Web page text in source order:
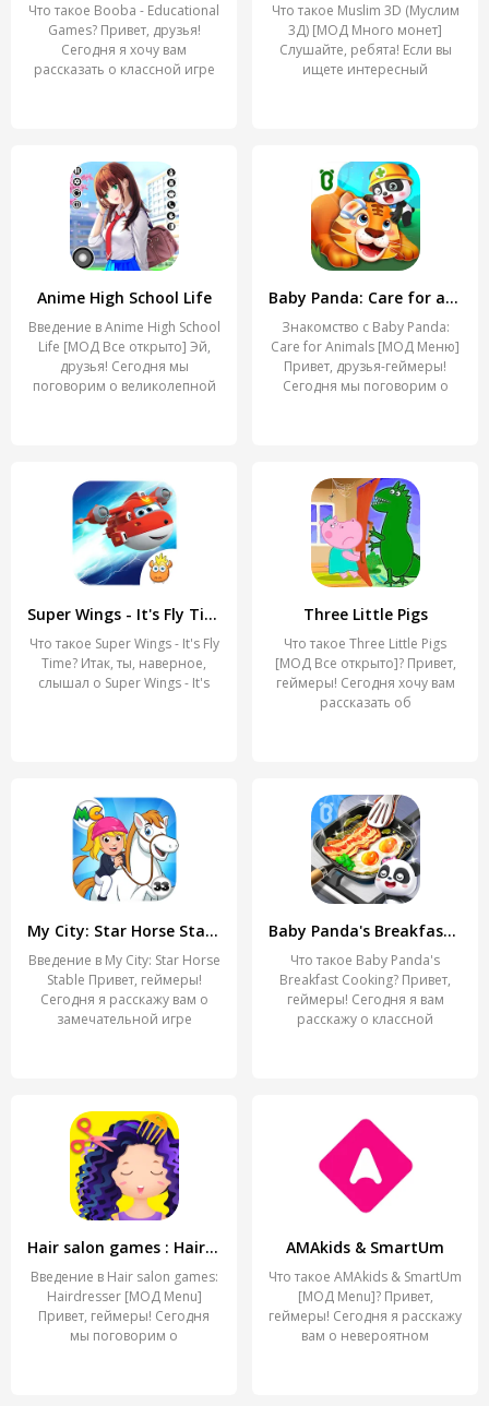
Что такое Booba - Educational
Games? Привет, друзья!
Сегодня я хочу вам
рассказать о классной игре
Что такое Muslim 3D (Муслим
3Д) [МОД Много монет]
Слушайте, ребята! Если вы
ищете интересный
Anime High School Life
Введение в Anime High School
Life [МОД Все открыто] Эй,
друзья! Сегодня мы
поговорим о великолепной
Baby Panda: Care for animals
Знакомство с Baby Panda:
Care for Animals [МОД Меню]
Привет, друзья-геймеры!
Сегодня мы поговорим о
Super Wings - It's Fly Time
Что такое Super Wings - It's Fly
Time? Итак, ты, наверное,
слышал о Super Wings - It's
Three Little Pigs
Что такое Three Little Pigs
[МОД Все открыто]? Привет,
геймеры! Сегодня хочу вам
рассказать об
My City: Star Horse Stable
Введение в My City: Star Horse
Stable Привет, геймеры!
Сегодня я расскажу вам о
замечательной игре
Baby Panda's Breakfast Cooking
Что такое Baby Panda's
Breakfast Cooking? Привет,
геймеры! Сегодня я вам
расскажу о классной
Hair salon games : Hairdresser
Введение в Hair salon games:
Hairdresser [МОД Menu]
Привет, геймеры! Сегодня
мы поговорим о
AMAkids & SmartUm
Что такое AMAkids & SmartUm
[МОД Menu]? Привет,
геймеры! Сегодня я расскажу
вам о невероятном